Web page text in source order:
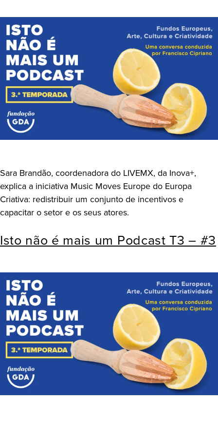
Sara Brandão, coordenadora do LIVEMX, da Inova+,
explica a iniciativa Music Moves Europe do Europa
Criativa: redistribuir um conjunto de incentivos e
capacitar o setor e os seus atores.
Isto não é mais um Podcast T3 – #3